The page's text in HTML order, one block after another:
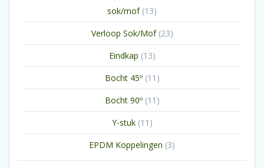
sok/mof 1313
producten
Verloop Sok/Mof 2323
producten
Eindkap 1313
producten
Bocht 45º 11 11
producten
Bocht 90º 11 11
producten
Y-stuk 11 11
producten
EPDM Koppelingen 33